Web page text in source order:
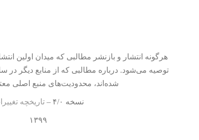
هرگونه انتشار و بازنشر مطالبی که میدان اولین
توصیه می‌شود. درباره مطالبی که از منابع دیگر در
شده‌اند، محدودیت‌های منبع اصلی
نسخه ۴/۰ – تاریخچه
۱۳۹۹